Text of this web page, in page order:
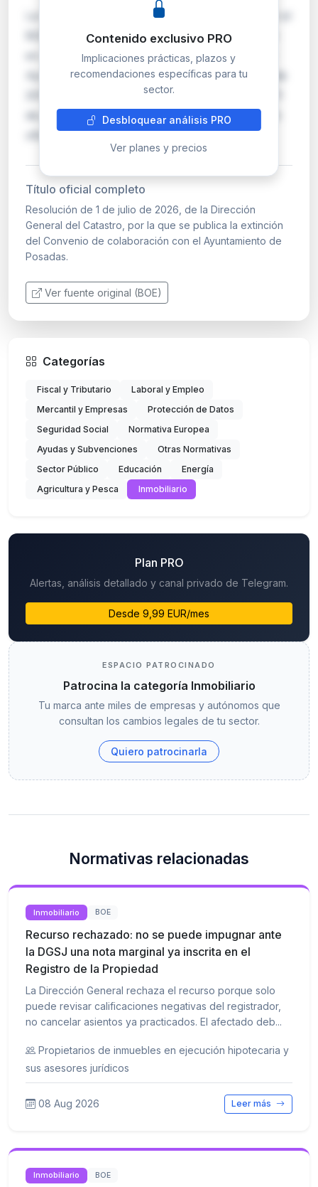
La Dirección General del Catastro formaliza en el
BOE la extinción del convenio de colaboración
en materia de gestión catastral suscrito con el
Ayuntamiento de Posadas el 12 de noviembre de
2019. La denuncia del convenio se produjo el 11
de junio de 2026, lo que obliga a su publicación
oficial. Esto implica que el ayun…
Contenido exclusivo PRO
Implicaciones prácticas, plazos y
recomendaciones específicas para tu
sector.
Desbloquear análisis PRO
Ver planes y precios
Título oficial completo
Resolución de 1 de julio de 2026, de la Dirección
General del Catastro, por la que se publica la extinción
del Convenio de colaboración con el Ayuntamiento de
Posadas.
Ver fuente original (BOE)
Categorías
Fiscal y Tributario
Laboral y Empleo
Mercantil y Empresas
Protección de Datos
Seguridad Social
Normativa Europea
Ayudas y Subvenciones
Otras Normativas
Sector Público
Educación
Energía
Agricultura y Pesca
Inmobiliario
Plan PRO
Alertas, análisis detallado y canal privado de Telegram.
Desde 9,99 EUR/mes
ESPACIO PATROCINADO
Patrocina la categoría Inmobiliario
Tu marca ante miles de empresas y autónomos que
consultan los cambios legales de tu sector.
Quiero patrocinarla
Normativas relacionadas
Inmobiliario BOE
Recurso rechazado: no se puede impugnar ante
la DGSJ una nota marginal ya inscrita en el
Registro de la Propiedad
La Dirección General rechaza el recurso porque solo
puede revisar calificaciones negativas del registrador,
no cancelar asientos ya practicados. El afectado deb...
Propietarios de inmuebles en ejecución hipotecaria y
sus asesores jurídicos
08 Aug 2026 Leer más
Inmobiliario BOE